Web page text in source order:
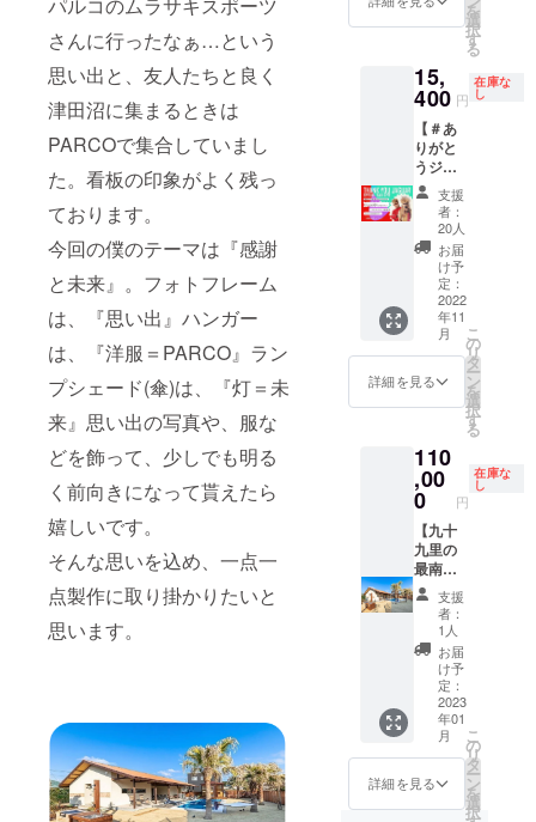
さんに行ったなぁ…という
思い出と、友人たちと良く
津田沼に集まるときは
PARCOで集合していまし
た。看板の印象がよく残っ
ております。
今回の僕のテーマは『感謝
と未来』。フォトフレーム
は、『思い出』ハンガー
は、『洋服＝PARCO』ラン
プシェード(傘)は、『灯＝未
来』思い出の写真や、服な
どを飾って、少しでも明る
く前向きになって貰えたら
嬉しいです。
そんな思いを込め、一点一
点製作に取り掛かりたいと
思います。
・会場
内は全
ンディ
ングの
みとな
りま
す。 ・
諸事情
により
事前告
知なし
に出演
者の変
更があ
る場合
がござ
いま
す。 ・
会場の
設備故
障や天
通スト
ライキ
など不
可抗力
の事由
によ
り、イ
ベント
実施不
可能と
判断さ
れた場
合は中
止とな
りま
す。但
し、チ
ケット
の払い
戻しは
肩巾
58、袖
丈82、
身巾
65、肩
巾64、
袖丈21
※価格は
税込・
送料込
の価格
となり
ます。
※画像は
イメー
ジで
す。
XL身丈
袖丈
23、肩
幅55
XXL身
丈80、
身幅
65、袖
丈25、
肩幅59
※価格は
税込・
送料込
の価格
となり
ます。
イメー
ジで
THE
LEGAC
Y実行委
員会
注意事
項： 天
然木材
の為そ
れぞれ
個体差
があり
ます。
同じ種
類の木
材で
も、色
味や木
目が異
なりま
で、実
際の品
なる場
合があ
りま
す。環
境によ
り不具
合が発
生する
可能性
があり
ます。
以下の
点にご
注意く
ださ
い。 ※
光、冷
暖房機
ケット
差込部
口径
42mm
●塗料：
オリオ
２（オ
イル
フィ
ニッ
シュ用
ウレタ
ンオイ
ル調塗
料） ※
注意事
項： 電
おりま
せん。
シェー
ドのみ
の商品
となり
ます。
電球は
60W相
当の
LED電
球をご
使用く
ださ
い。白
熱灯は
高温に
なるた
スペ
シャル
に綾小
路 翔を
迎え、
昨年、
突如と
して
ジャ
ガー星
に帰還
した千
葉の伝
説の
ロック
スター
『ジャ
ガー』
氏に想
ライ
ブ！
bayFM
『MOZ
AIKU
NIGHT
』から
MCイマ
ヤス、
TEAM
☆JAG
UARメ
ンバー
地球限
定MC担
当ゼッ
キーが
出演。
を
選
択
す
る
15,
400 円
在庫な
し
【＃あ
りがと
うジャ
ガー ス
ペシャ
ルトー
クライ
ブ観戦
チケッ
ト＋
『非売
品』
NX7
×JAGU
AR
yellow
Tee】
（限定
20枚）
スペ
シャル
ゲスト
に綾小
路 翔を
迎え、
昨年、
突如と
して
ジャ
ガー星
に帰還
した千
葉の伝
説の
ロック
スター
支援
者：
20人
お届
け予
定：
2022
年11
月
詳細を見る
こ
の
リ
タ
ー
ン
を
選
択
す
る
110
,00
0 円
在庫な
し
【九十
九里の
最南端
で愛犬
と贅沢
なひと
とき
を
オー
シャン
ヴィラ
『moe-
luana』
宿泊料
金の支
払い時
支援
者：
1人
お届
け予
定：
2023
年01
月
詳細を見る
こ
の
リ
タ
ー
ン
を
選
択